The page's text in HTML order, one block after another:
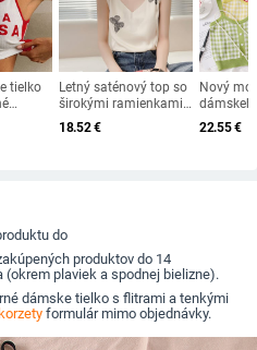
tielko
Letný saténový top so
širokými ramienkami
a potlačou
18.52€
Nový
tenkými
krátky
22.55€
do
produktov do 14
plaviek a spodnej bielizne).
dámske tielko s flitrami a tenkými
formulár mimo objednávky.